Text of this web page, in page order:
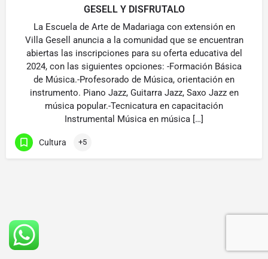
GESELL Y DISFRUTALO
La Escuela de Arte de Madariaga con extensión en
Villa Gesell anuncia a la comunidad que se encuentran
abiertas las inscripciones para su oferta educativa del
2024, con las siguientes opciones: -Formación Básica
de Música.-Profesorado de Música, orientación en
instrumento. Piano Jazz, Guitarra Jazz, Saxo Jazz en
música popular.-Tecnicatura en capacitación
Instrumental Música en música […]
Cultura +5